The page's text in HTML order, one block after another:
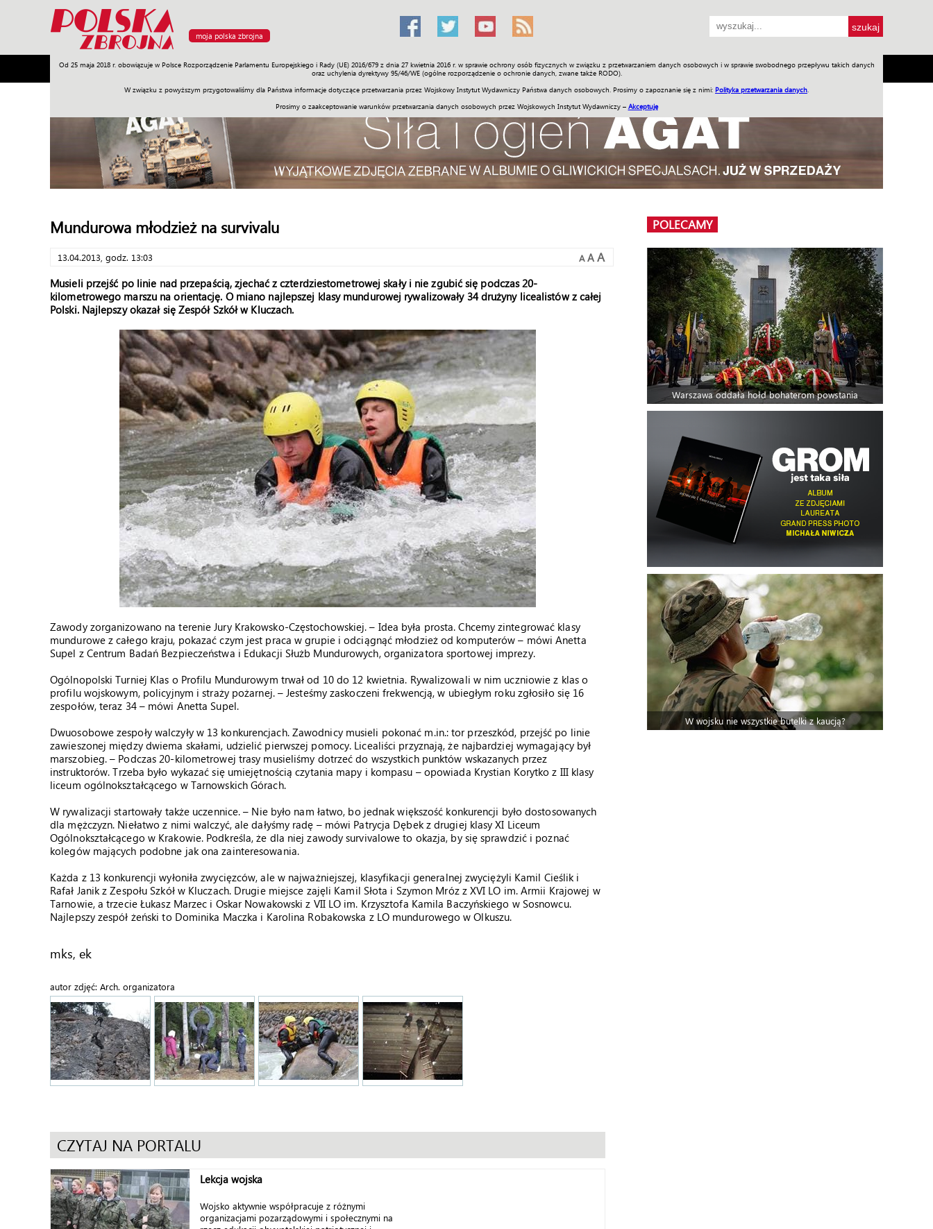
moja polska zbrojna
Od 25 maja 2018 r. obowiązuje w Polsce Rozporządzenie Parlamentu Europejskiego i Rady (UE) 2016/679 z dnia 27 kwietnia 2016 r. w sprawie ochrony osób fizycznych w związku z przetwarzaniem danych osobowych i w sprawie swobodnego przepływu takich danych
oraz uchylenia dyrektywy 95/46/WE (ogólne rozporządzenie o ochronie danych, zwane także RODO).
W związku z powyższym przygotowaliśmy dla Państwa informacje dotyczące przetwarzania przez Wojskowy Instytut Wydawniczy Państwa danych osobowych. Prosimy o zapoznanie się z nimi: Polityka przetwarzania danych
Prosimy o zaakceptowanie warunków przetwarzania danych osobowych przez Wojskowych Instytut Wydawniczy – Akceptuję
Armia Poligon Sprzęt Misje Polityka Prawo Świat Społeczność Sport Historia Galerie Wideo ENGLISH SKLEP Jednodniówki Praca w WIW
Mundurowa młodzież na survivalu
13.04.2013, godz. 13:03 A A A
Musieli przejść po linie nad przepaścią, zjechać z czterdziestometrowej skały i nie zgubić się podczas 20-
kilometrowego marszu na orientację. O miano najlepszej klasy mundurowej rywalizowały 34 drużyny licealistów z całej
Polski. Najlepszy okazał się Zespół Szkół w Kluczach.
Zawody zorganizowano na terenie Jury Krakowsko-Częstochowskiej. – Idea była prosta. Chcemy zintegrować klasy
mundurowe z całego kraju, pokazać czym jest praca w grupie i odciągnąć młodzież od komputerów – mówi Anetta
Supel z Centrum Badań Bezpieczeństwa i Edukacji Służb Mundurowych, organizatora sportowej imprezy.
Ogólnopolski Turniej Klas o Profilu Mundurowym trwał od 10 do 12 kwietnia. Rywalizowali w nim uczniowie z klas o
profilu wojskowym, policyjnym i straży pożarnej. – Jesteśmy zaskoczeni frekwencją, w ubiegłym roku zgłosiło się 16
zespołów, teraz 34 – mówi Anetta Supel.
Dwuosobowe zespoły walczyły w 13 konkurencjach. Zawodnicy musieli pokonać m.in.: tor przeszkód, przejść po linie
zawieszonej między dwiema skałami, udzielić pierwszej pomocy. Licealiści przyznają, że najbardziej wymagający był
marszobieg. – Podczas 20-kilometrowej trasy musieliśmy dotrzeć do wszystkich punktów wskazanych przez
instruktorów. Trzeba było wykazać się umiejętnością czytania mapy i kompasu – opowiada Krystian Korytko z III klasy
liceum ogólnokształcącego w Tarnowskich Górach.
W rywalizacji startowały także uczennice. – Nie było nam łatwo, bo jednak większość konkurencji było dostosowanych
dla mężczyzn. Niełatwo z nimi walczyć, ale dałyśmy radę – mówi Patrycja Dębek z drugiej klasy XI Liceum
Ogólnokształcącego w Krakowie. Podkreśla, że dla niej zawody survivalowe to okazja, by się sprawdzić i poznać
kolegów mających podobne jak ona zainteresowania.
Każda z 13 konkurencji wyłoniła zwycięzców, ale w najważniejszej, klasyfikacji generalnej zwyciężyli Kamil Cieślik i
Rafał Janik z Zespołu Szkół w Kluczach. Drugie miejsce zajęli Kamil Słota i Szymon Mróz z XVI LO im. Armii Krajowej w
Tarnowie, a trzecie Łukasz Marzec i Oskar Nowakowski z VII LO im. Krzysztofa Kamila Baczyńskiego w Sosnowcu.
Najlepszy zespół żeński to Dominika Maczka i Karolina Robakowska z LO mundurowego w Olkuszu.
mks, ek
autor zdjęć: Arch. organizatora
CZYTAJ NA PORTALU
Lekcja wojska
Wojsko aktywnie współpracuje z różnymi
organizacjami pozarządowymi i społecznymi na
POLECAMY
Warszawa oddała hołd bohaterom powstania
W wojsku nie wszystkie butelki z kaucją?